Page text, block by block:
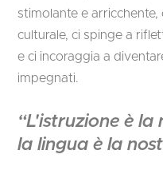
stimolante e arricchente,
culturale, ci spinge a
e ci incoraggia a
impegnati.
“L'istruzione è la
la lingua è la